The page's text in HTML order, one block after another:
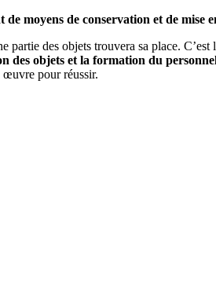
moyens de conservation et de mise
partie des objets trouvera sa place.
des objets et la formation du
œuvre pour réussir.